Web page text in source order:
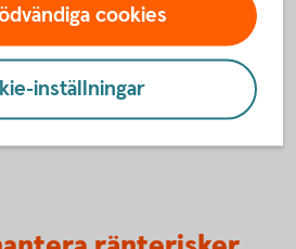
oss för offert/pris
cookies
inställningar